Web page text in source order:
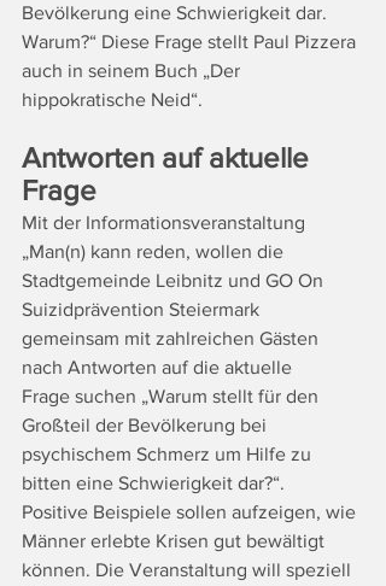
Bevölkerung eine Schwierigkeit dar.
Warum?“ Diese Frage stellt Paul Pizzera
auch in seinem Buch „Der
hippokratische Neid“.
Antworten auf aktuelle
Frage
Mit der Informationsveranstaltung
„Man(n) kann reden, wollen die
Stadtgemeinde Leibnitz und GO On
Suizidprävention Steiermark
gemeinsam mit zahlreichen Gästen
nach Antworten auf die aktuelle
Frage suchen „Warum stellt für den
Großteil der Bevölkerung bei
psychischem Schmerz um Hilfe zu
bitten eine Schwierigkeit dar?“.
Positive Beispiele sollen aufzeigen, wie
Männer erlebte Krisen gut bewältigt
können. Die Veranstaltung will speziell